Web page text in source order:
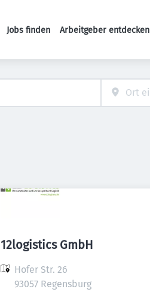
Haupt-Navigation
Jobs finden Arbeitgeber entdecken
12logistics GmbH
Hofer Str. 26
93057 Regensburg